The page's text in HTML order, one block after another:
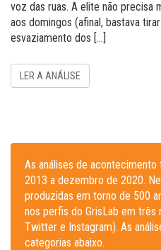
voz das ruas. A elite não precisa
aos domingos (afinal, bastava
esvaziamento dos […]
LER A ANÁLISE
As análises de
2013 a dezembro de 2020.
produzidas em torno de 500
nos perfis do GrisLab em três
Twitter e Instagram). As
categorias abaixo.